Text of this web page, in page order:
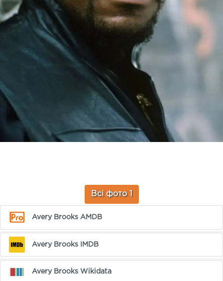
Всі фото 1
Avery Brooks AMDB
Avery Brooks IMDB
Avery Brooks Wikidata